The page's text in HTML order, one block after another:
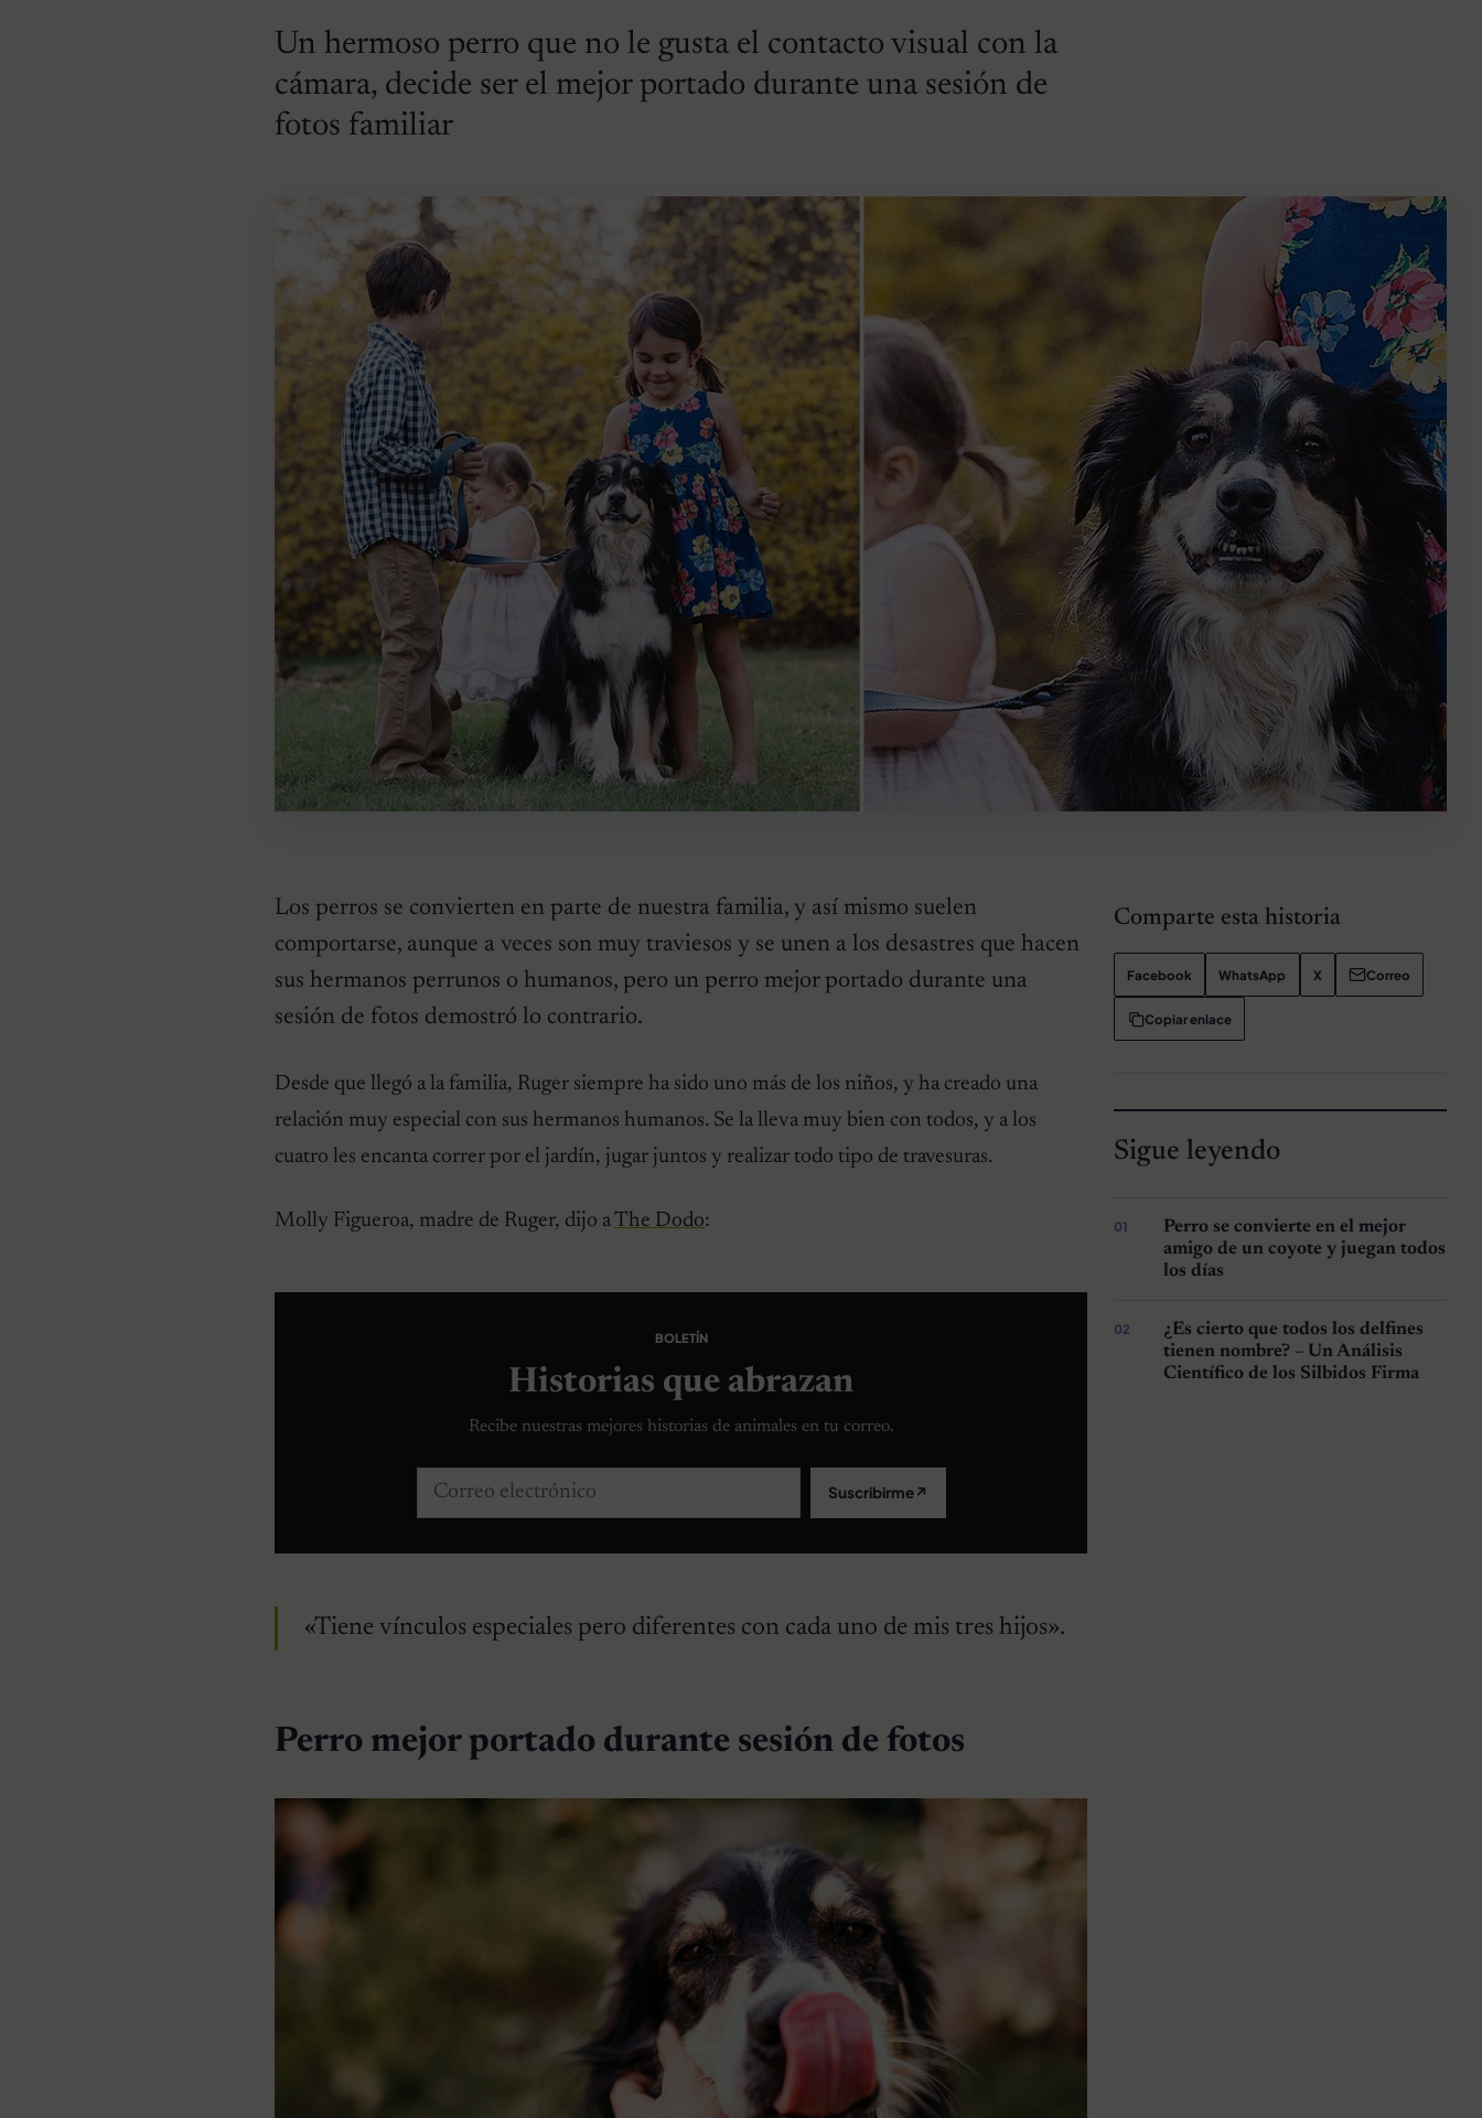
Un hermoso perro que no le gusta el contacto visual con la
cámara, decide ser el mejor portado durante una sesión de
fotos familiar
Los perros se convierten en parte de nuestra familia, y así mismo suelen
comportarse, aunque a veces son muy traviesos y se unen a los desastres que hacen
sus hermanos perrunos o humanos, pero un perro mejor portado durante una
sesión de fotos demostró lo contrario.
Desde que llegó a la familia, Ruger siempre ha sido uno más de los niños, y ha creado una
relación muy especial con sus hermanos humanos. Se la lleva muy bien con todos, y a los
cuatro les encanta correr por el jardín, jugar juntos y realizar todo tipo de travesuras.
Molly Figueroa, madre de Ruger, dijo aThe Dodo:
BOLETÍN
Historias que abrazan
Recibe nuestras mejores historias de animales en tu correo.
Correo electrónico Suscribirme↗
«Tiene vínculos especiales pero diferentes con cada uno de mis tres hijos».
Perro mejor portado durante sesión de fotos
Comparte esta historia
Facebook WhatsApp X Correo
Copiar enlace
Sigue leyendo
Perro se convierte en el mejor
amigo de un coyote y juegan todos
los días
¿Es cierto que todos los delfines
tienen nombre? – Un Análisis
Científico de los Silbidos Firma